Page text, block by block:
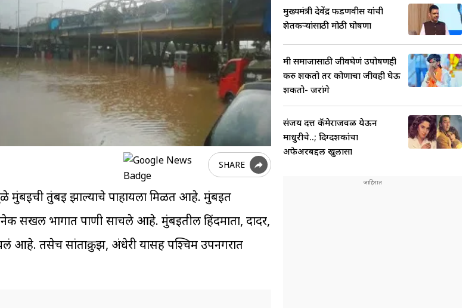
SHARE
मुंबईची तुंबई झाल्याचे पाहायला मिळत आहे. मुंबईत
सखल भागात पाणी साचले आहे. मुंबईतील हिंदमाता, दादर,
आहे. तसेच सांताक्रुझ, अंधेरी यासह पश्चिम उपनगरात
मुख्यमंत्री देवेंद्र फडणवीस यांची
शेतकऱ्यांसाठी मोठी घोषणा
मी समाजासाठी जीवघेणं उपोषणही
करु शकतो तर कोणाचा जीवही घेऊ
शकतो- जरांगे
संजय दत्त कॅमेराजवळ येऊन
माधुरीचे..; दिग्दर्शकांचा
अफेअरबद्दल खुलासा